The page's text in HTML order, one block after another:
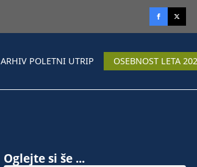
ARHIV POLETNI UTRIP OSEBNOST LETA
Oglejte si še ...